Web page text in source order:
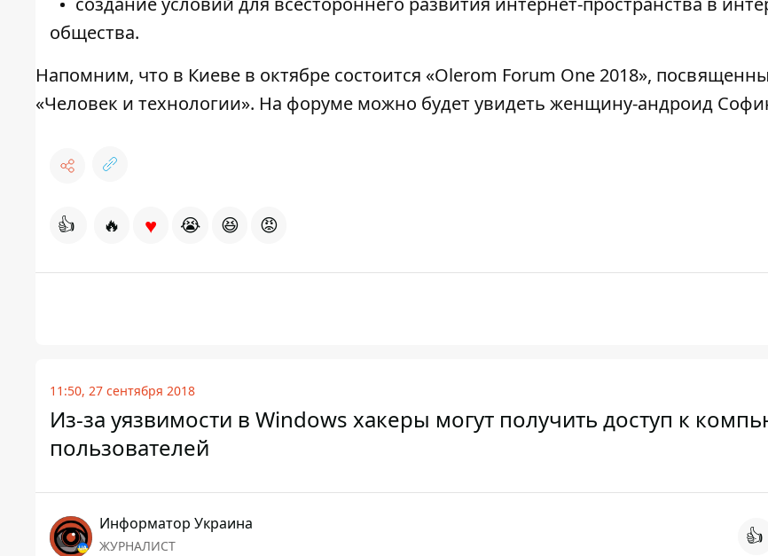
общества.
Напомним, что в Киеве в октябре состоится «Olerom Forum One 2018»,
«Человек и технологии». На форуме можно будет увидеть женщину-андроид
👍 🔥 ♥ 😭 😆 😡
11:50, 27 сентября 2018
Из-за уязвимости в Windows хакеры могут получить доступ к
пользователей
Информатор Украина
ЖУРНАЛИСТ 👍